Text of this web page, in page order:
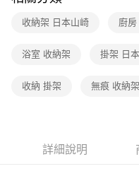
收納架 日本山崎 廚
浴室 收納架 掛架 日
收納 掛架 無痕 收納架
詳細說明